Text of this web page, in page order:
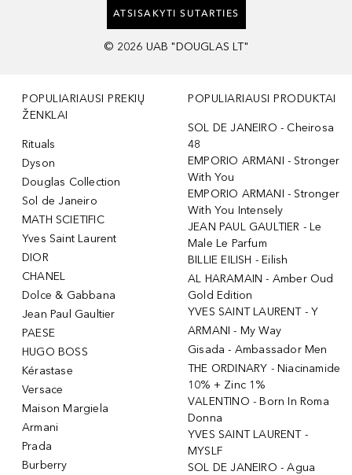
ATSISAKYTI SUTARTIES
© 2026 UAB "DOUGLAS LT"
POPULIARIAUSI PREKIŲ
ŽENKLAI
Rituals
Dyson
Douglas Collection
Sol de Janeiro
MATH SCIETIFIC
Yves Saint Laurent
DIOR
CHANEL
Dolce & Gabbana
Jean Paul Gaultier
PAESE
HUGO BOSS
Kérastase
Versace
Maison Margiela
Armani
Prada
Burberry
POPULIARIAUSI PRODUKTAI
SOL DE JANEIRO - Cheirosa
48
EMPORIO ARMANI - Stronger
With You
EMPORIO ARMANI - Stronger
With You Intensely
JEAN PAUL GAULTIER - Le
Male Le Parfum
BILLIE EILISH - Eilish
AL HARAMAIN - Amber Oud
Gold Edition
YVES SAINT LAURENT - Y
ARMANI - My Way
Gisada - Ambassador Men
THE ORDINARY - Niacinamide
10% + Zinc 1%
VALENTINO - Born In Roma
Donna
YVES SAINT LAURENT -
MYSLF
SOL DE JANEIRO - Agua